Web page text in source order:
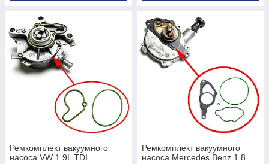
Ремкомплект вакуумного
насоса VW 1.9L TDI
Ремкомплект вакуумного
насоса Mercedes Benz 1.8